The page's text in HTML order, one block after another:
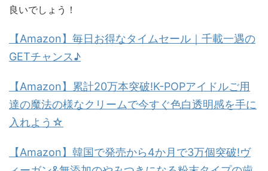
良いでしょう！
【Amazon】毎日お得なタイムセール｜千載一遇の
GETチャンス♪
【Amazon】累計20万本突破!K-POPアイドルご用
達の魔法の様なクリームで今すぐ色白透明感を手に
入れよう☆
【Amazon】韓国で発売から4か月で3万個突破!ヴ